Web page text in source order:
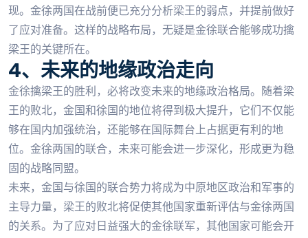
现。金徐两国在战前便已充分分析梁王的弱点，并提前做好
了应对准备。这样的战略布局，无疑是金徐联合能够成功擒
梁王的关键所在。
4、未来的地缘政治走向
金徐擒梁王的胜利，必将改变未来的地缘政治格局。随着梁
王的败北，金国和徐国的地位将得到极大提升，它们不仅能
够在国内加强统治，还能够在国际舞台上占据更有利的地
位。金徐两国的联合，未来可能会进一步深化，形成更为稳
固的战略同盟。
未来，金国与徐国的联合势力将成为中原地区政治和军事的
主导力量，梁王的败北将促使其他国家重新评估与金徐两国
的关系。为了应对日益强大的金徐联军，其他国家可能会开